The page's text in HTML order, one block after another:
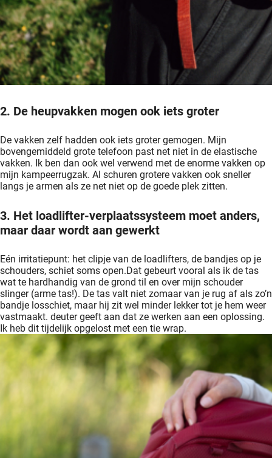
2. De heupvakken mogen ook iets groter
De vakken zelf hadden ook iets groter gemogen. Mijn
bovengemiddeld grote telefoon past net niet in de elastische
vakken. Ik ben dan ook wel verwend met de enorme vakken op
mijn kampeerrugzak. Al schuren grotere vakken ook sneller
langs je armen als ze net niet op de goede plek zitten.
3. Het loadlifter-verplaatssysteem moet anders,
maar daar wordt aan gewerkt
Eén irritatiepunt: het clipje van de loadlifters, de bandjes op je
schouders, schiet soms open.Dat gebeurt vooral als ik de tas
wat te hardhandig van de grond til en over mijn schouder
slinger (arme tas!). De tas valt niet zomaar van je rug af als zo’n
bandje losschiet, maar hij zit wel minder lekker tot je hem weer
vastmaakt. deuter geeft aan dat ze werken aan een oplossing.
Ik heb dit tijdelijk opgelost met een tie wrap.